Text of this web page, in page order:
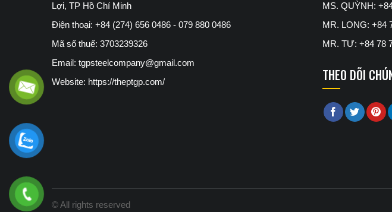
Lợi, TP Hồ Chí Minh
Điện thoại: +84 (274) 656 0486 - 079 880 0486
Mã số thuế: 3703239326
Email: tgpsteelcompany@gmail.com
Website: https://theptgp.com/
MS. QUỲNH:
MR. LONG: +84
MR. TƯ: +84 78
THEO DÕI
© All rights reserved